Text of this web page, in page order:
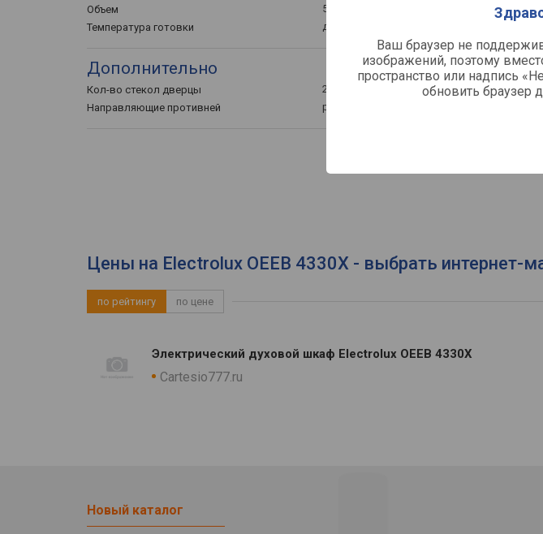
Ваш браузер не
изображений, поэтому
пространство или надпись
обновить браузер
Объем
57 л
Температура готовки
до 250 °C
Дополнительно
Кол-во стекол дверцы
2
Направляющие противней
решетчатые
Цены на Electrolux OEEB 4330X - выбрать интернет-
по рейтингу по цене
Электрический духовой шкаф Electrolux OEEB 4330X
Cartesio777.ru
Новый каталог